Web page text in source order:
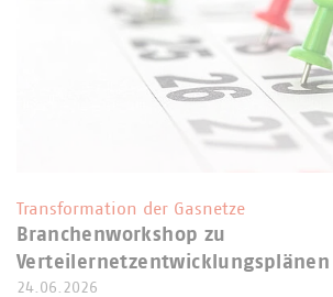
Transformation der Gasnetze
Branchenworkshop zu
Verteilernetzentwicklungsplänen
24.06.2026